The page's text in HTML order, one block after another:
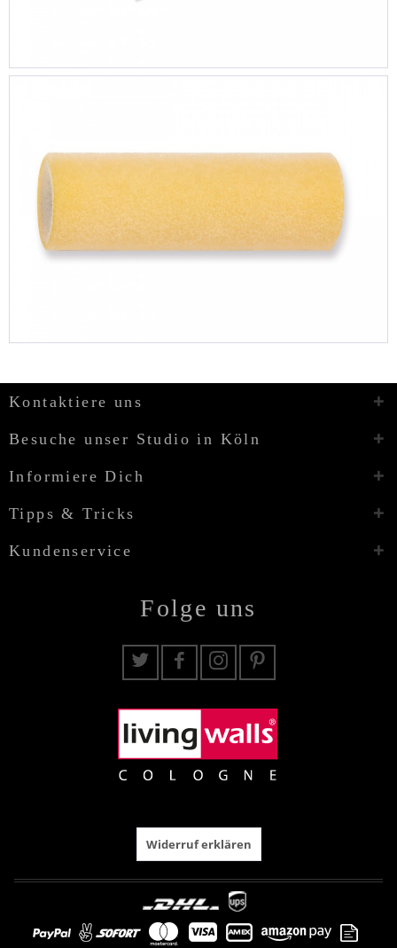
Kontaktiere uns
Besuche unser Studio in Köln
Informiere Dich
Tipps & Tricks
Kundenservice
Folge uns
Widerruf erklären